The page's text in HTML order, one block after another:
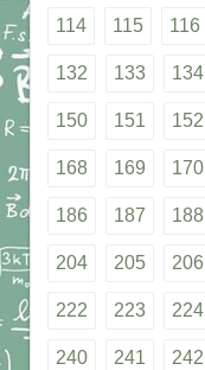
114 115 116
132 133 134
150 151 152
168 169 170
186 187 188
204 205 206
222 223 224
240 241 242